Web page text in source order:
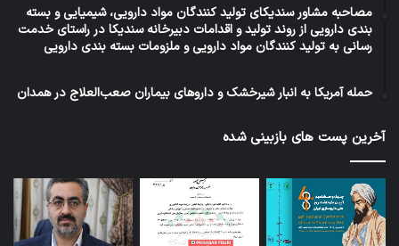
مصاحبه مشاور سندیکای تولید کنندگان مواد دارویی، شیمیایی و بسته
بندی دارویی از روند تولید و اقدامات دبیرخانه سندیکا در راستای خدمت
رسانی به تولید کنندگان مواد دارویی و ملزومات بسته بندی دارویی
حمله آمریکا به انبار شیرخشک و داروهای بیماران صعب‌العلاج در همدان
آخرین پست های بازبینی شده